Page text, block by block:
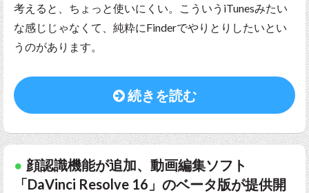
考えると、ちょっと使いにくい。こういうiTunesみたい
な感じじゃなくて、純粋にFinderでやりとりしたいとい
うのがあります。
続きを読む
顔認識機能が追加、動画編集ソフト
「DaVinci Resolve 16」のベータ版が提供開